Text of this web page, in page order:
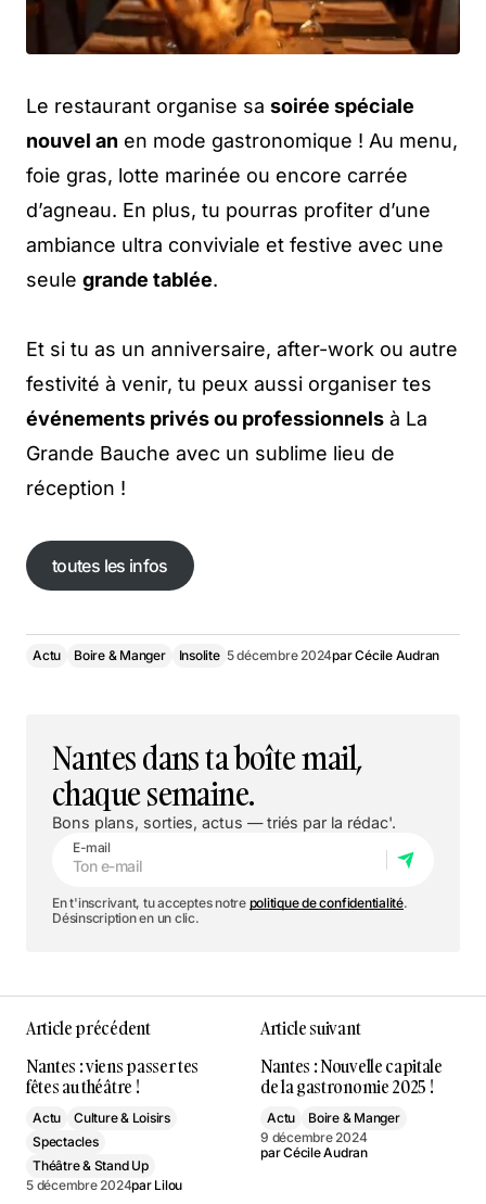
Le restaurant organise sa soirée spéciale
nouvel an en mode gastronomique ! Au menu,
foie gras, lotte marinée ou encore carrée
d’agneau. En plus, tu pourras profiter d’une
ambiance ultra conviviale et festive avec une
seule grande tablée.
Et si tu as un anniversaire, after-work ou autre
festivité à venir, tu peux aussi organiser tes
événements privés ou professionnels à La
Grande Bauche avec un sublime lieu de
réception !
toutes les infos
toutes les infos
Actu Boire & Manger Insolite 5 décembre 2024parCécile Audran
Nantes dans ta boîte mail,
chaque semaine.
Bons plans, sorties, actus — triés par la rédac'.
E-mail
En t'inscrivant, tu acceptes notre politique de confidentialité.
Désinscription en un clic.
Article précédent
Nantes : viens passer tes
fêtes au théâtre !
Actu
Culture & Loisirs
Spectacles
Théâtre & Stand Up
5 décembre 2024par Lilou
Article suivant
Nantes : Nouvelle capitale
de la gastronomie 2025 !
Actu
Boire & Manger
9 décembre 2024
parCécile Audran